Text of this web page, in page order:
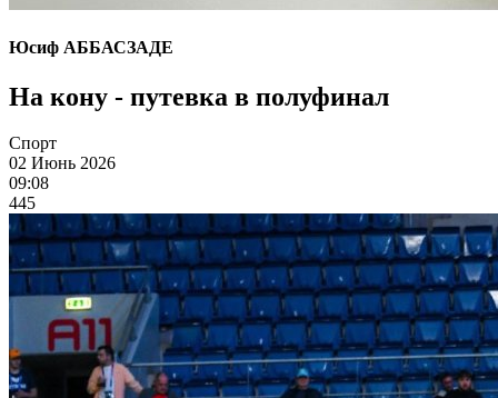
Юсиф АББАСЗАДЕ
На кону - путевка в полуфинал
Спорт
02 Июнь 2026
09:08
445